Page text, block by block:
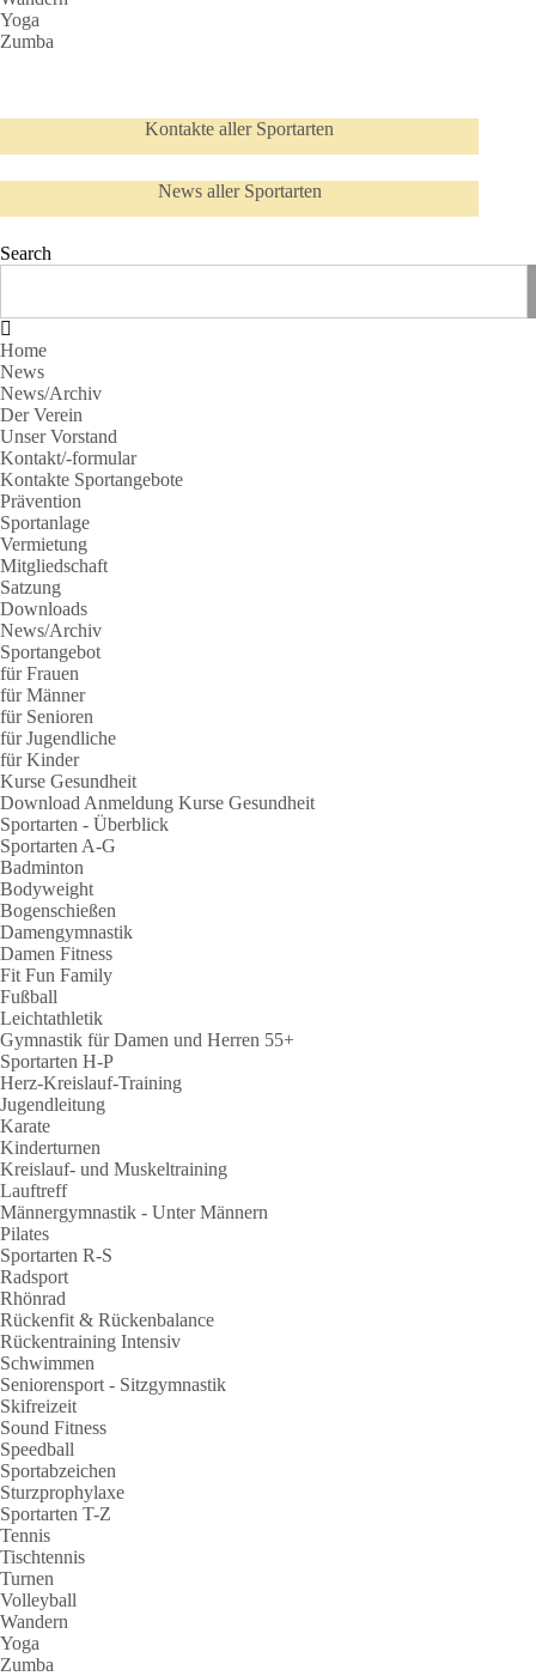
Yoga
Zumba
Kontakte aller Sportarten
News aller Sportarten
Search
Home
News
News/Archiv
Der Verein
Unser Vorstand
Kontakt/-formular
Kontakte Sportangebote
Prävention
Sportanlage
Vermietung
Mitgliedschaft
Satzung
Downloads
News/Archiv
Sportangebot
für Frauen
für Männer
für Senioren
für Jugendliche
für Kinder
Kurse Gesundheit
Download Anmeldung Kurse Gesundheit
Sportarten - Überblick
Sportarten A-G
Badminton
Bodyweight
Bogenschießen
Damengymnastik
Damen Fitness
Fit Fun Family
Fußball
Leichtathletik
Gymnastik für Damen und Herren 55+
Sportarten H-P
Herz-Kreislauf-Training
Jugendleitung
Karate
Kinderturnen
Kreislauf- und Muskeltraining
Lauftreff
Männergymnastik - Unter Männern
Pilates
Sportarten R-S
Radsport
Rhönrad
Rückenfit & Rückenbalance
Rückentraining Intensiv
Schwimmen
Seniorensport - Sitzgymnastik
Skifreizeit
Sound Fitness
Speedball
Sportabzeichen
Sturzprophylaxe
Sportarten T-Z
Tennis
Tischtennis
Turnen
Volleyball
Wandern
Yoga
Zumba